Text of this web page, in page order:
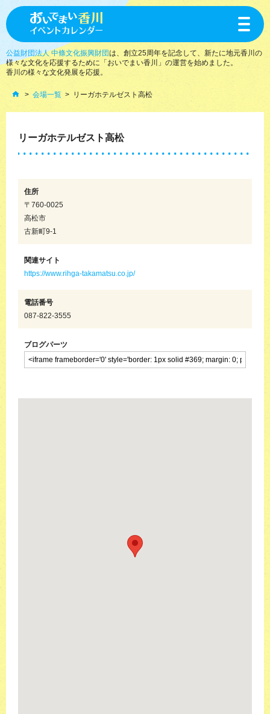
toggle
公益財団法人 中條文化振興財団は、創立25周年を記念して、新たに地元香川の
様々な文化を応援するために「おいでまい香川」の運営を始めました。
香川の様々な文化発展を応援。
会場一覧 リーガホテルゼスト高松
リーガホテルゼスト高松
住所
〒760-0025
高松市
古新町9-1
関連サイト
https://www.rihga-takamatsu.co.jp/
電話番号
087-822-3555
ブログパーツ